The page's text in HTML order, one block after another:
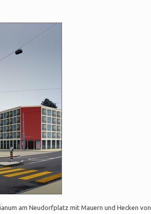
am Neudorfplatz mit Mauern und Hecken von